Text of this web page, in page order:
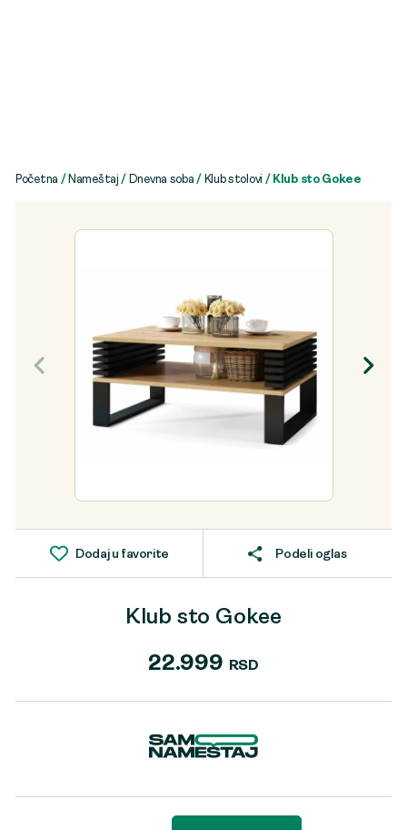
Početna / Nameštaj / Dnevna soba / Klub stolovi / Klub sto Gokee
Dodaj u favorite Podeli oglas
Klub sto Gokee
22.999 RSD